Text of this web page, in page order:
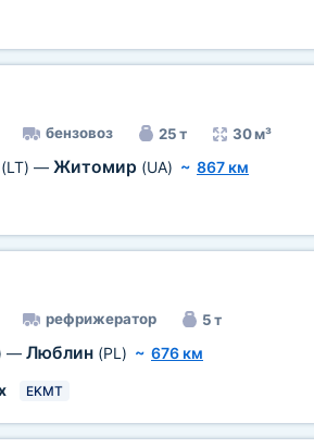
бензовоз 25 т 30 м³
(LT) — Житомир (UA) ~ 867 км
рефрижератор 5 т
— Люблин (PL) ~ 676 км
EKMT